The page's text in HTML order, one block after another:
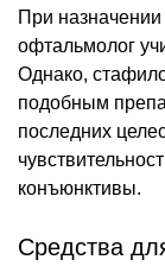
При назначении
офтальмолог
Однако,
подобным
последних
конъюнктивы.
Средства